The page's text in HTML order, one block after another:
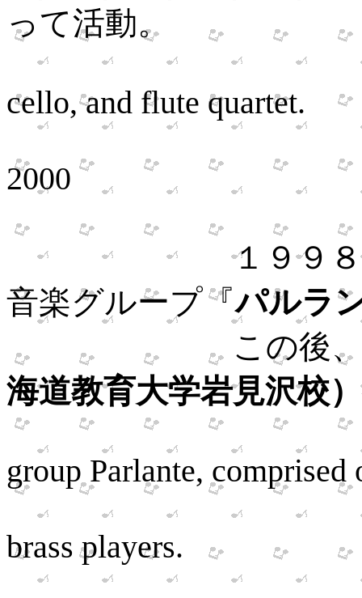
って活動。
cello, and flute quartet.
Performed
2000
１９９８年、歌
音楽グループ『パルラ
この後、２０
海道教育大学岩見沢校
group Parlante,
brass players.